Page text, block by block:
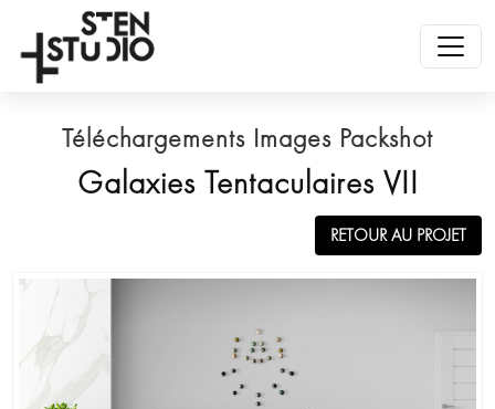
Téléchargements Images Packshot
Galaxies Tentaculaires VII
RETOUR AU PROJET